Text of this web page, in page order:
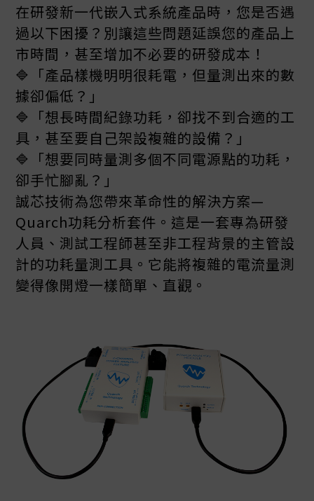
在研發新一代嵌入式系統產品時，您是否遇
過以下困擾？別讓這些問題延誤您的產品上
市時間，甚至增加不必要的研發成本！
🔷「產品樣機明明很耗電，但量測出來的數
據卻偏低？」
🔷「想長時間紀錄功耗，卻找不到合適的工
具，甚至要自己架設複雜的設備？」
🔷「想要同時量測多個不同電源點的功耗，
卻手忙腳亂？」
誠芯技術為您帶來革命性的解決方案—
Quarch功耗分析套件。這是一套專為研發
人員、測試工程師甚至非工程背景的主管設
計的功耗量測工具。它能將複雜的電流量測
變得像開燈一樣簡單、直觀。